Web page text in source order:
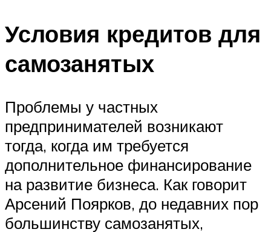
Условия кредитов для
самозанятых
Проблемы у частных
предпринимателей возникают
тогда, когда им требуется
дополнительное финансирование
на развитие бизнеса. Как говорит
Арсений Поярков, до недавних пор
большинству самозанятых,